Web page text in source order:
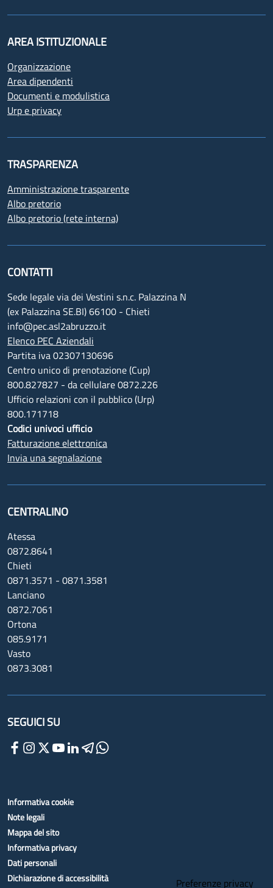
AREA ISTITUZIONALE
Organizzazione
Area dipendenti
Documenti e modulistica
Urp e privacy
TRASPARENZA
Amministrazione trasparente
Albo pretorio
Albo pretorio (rete interna)
CONTATTI
Sede legale via dei Vestini s.n.c. Palazzina N
(ex Palazzina SE.BI) 66100 - Chieti
info@pec.asl2abruzzo.it
Elenco PEC Aziendali
Partita iva 02307130696
Centro unico di prenotazione (Cup)
800.827827 - da cellulare 0872.226
Ufficio relazioni con il pubblico (Urp)
800.171718
Codici univoci ufficio
Fatturazione elettronica
Invia una segnalazione
CENTRALINO
Atessa
0872.8641
Chieti
0871.3571 - 0871.3581
Lanciano
0872.7061
Ortona
085.9171
Vasto
0873.3081
SEGUICI SU
Informativa cookie
Note legali
Mappa del sito
Informativa privacy
Dati personali
Dichiarazione di accessibilità